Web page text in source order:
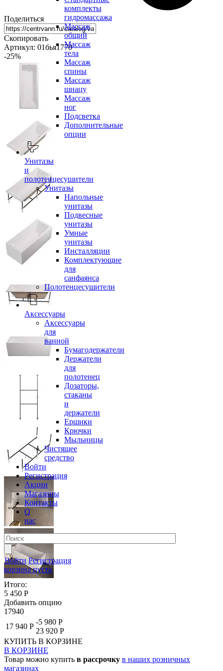
комплекты
гидромассажа
Массаж
общий
Массаж
тела
Массаж
спины
Массаж
шиацу
Массаж
ног
Подсветка
Дополнительные
опции
Унитазы
и
полотенцесушители
Унитазы
Напольные
унитазы
Подвесные
унитазы
Умные
унитазы
Инсталляции
Комплектующие
для
санфаянса
Полотенцесушители
Аксессуары
Аксессуары
для
ванной
Бумагодержатели
Держатели
для
полотенец
Дозаторы,
стаканы
и
держатели
Ершики
Крючки
Мыльницы
Чистящее
средство
Войти
Регистрация
Акции
Магазины
Контакты
О
нас
Войти Регистрация
корзина пуста
Поделиться
Скопировать
Артикул: 01бья1770
-25%
Итого:
5 450 Р
Добавить опцию
17940
17 940 Р
-5 980 Р
23 920 Р
КУПИТЬ В КОРЗИНЕ
В КОРЗИНЕ
Товар можно купить в рассрочку в наших розничных
магазинах